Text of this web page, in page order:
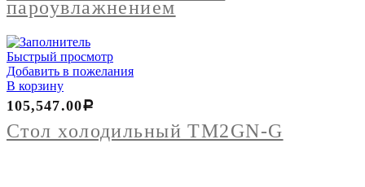
пароувлажнением
Быстрый просмотр
Добавить в пожелания
В корзину
Стол холодильный TM2GN-G
105,547.00Р